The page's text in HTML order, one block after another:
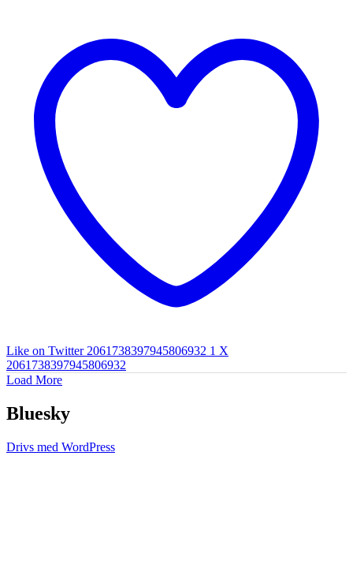
Like on Twitter 2061738397945806932 1 X
2061738397945806932
Load More
Bluesky
Drivs med WordPress